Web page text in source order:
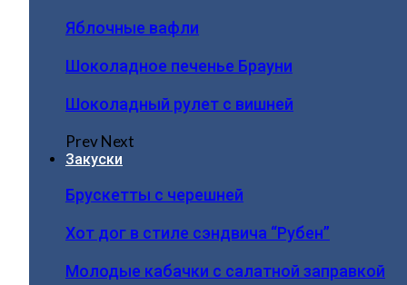
Яблочные вафли
Шоколадное печенье Брауни
Шоколадный рулет с вишней
PrevNext
Закуски
Брускетты с черешней
Хот дог в стиле сэндвича “Рубен”
Молодые кабачки с салатной заправкой